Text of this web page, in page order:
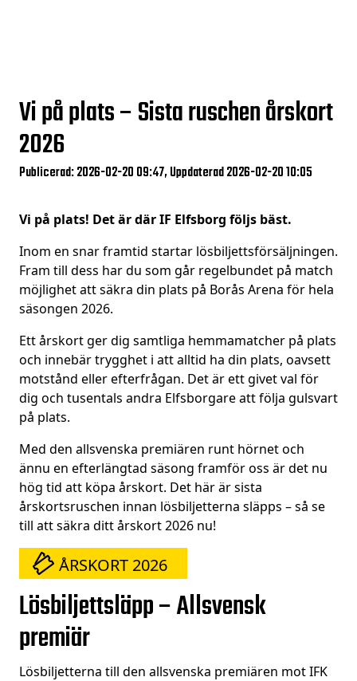
Vi på plats – Sista ruschen årskort
2026
Publicerad: 2026-02-20 09:47, Uppdaterad 2026-02-20 10:05
Vi på plats! Det är där IF Elfsborg följs bäst.
Inom en snar framtid startar lösbiljettsförsäljningen.
Fram till dess har du som går regelbundet på match
möjlighet att säkra din plats på Borås Arena för hela
säsongen 2026.
Ett årskort ger dig samtliga hemmamatcher på plats
och innebär trygghet i att alltid ha din plats, oavsett
motstånd eller efterfrågan. Det är ett givet val för
dig och tusentals andra Elfsborgare att följa gulsvart
på plats.
Med den allsvenska premiären runt hörnet och
ännu en efterlängtad säsong framför oss är det nu
hög tid att köpa årskort. Det här är sista
årskortsruschen innan lösbiljetterna släpps – så se
till att säkra ditt årskort 2026 nu!
ÅRSKORT 2026
Lösbiljettsläpp – Allsvensk
premiär
Lösbiljetterna till den allsvenska premiären mot IFK